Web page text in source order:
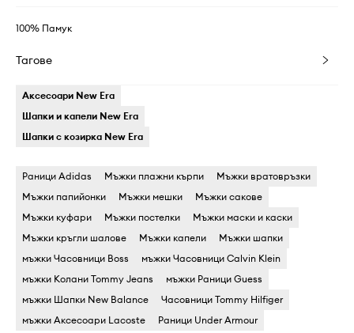
100% Памук
Тагове
Аксесоари New Era
Шапки и капели New Era
Шапки с козирка New Era
Раници Adidas Мъжки плажни кърпи
Мъжки вратовръзки
Мъжки папийонки
Мъжки мешки
Мъжки сакове
Мъжки куфари
Мъжки постелки
Мъжки маски и каски
Мъжки кръгли шалове
Мъжки капели
Мъжки шапки
мъжки Часовници Boss
мъжки Часовници Calvin Klein
мъжки Колани Tommy Jeans
мъжки Раници Guess
мъжки Шапки New Balance
Часовници Tommy Hilfiger
мъжки Аксесоари Lacoste
Раници Under Armour